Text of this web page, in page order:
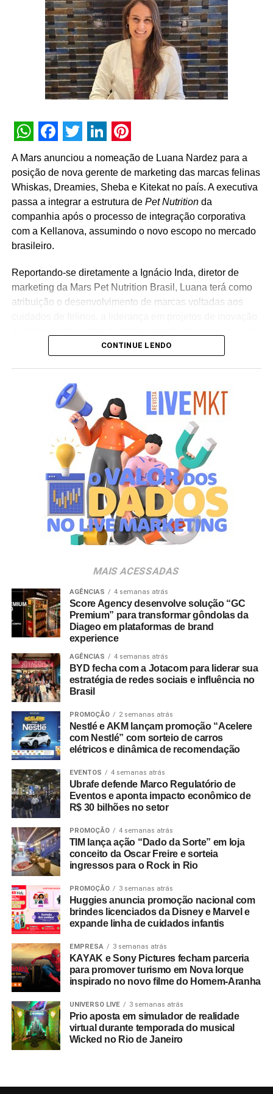
clientes”, destaca Tatiana Pacheco,COOda Cheil Brasil.
A movimentação busca fortalecer a entrega criativa
integrada às demais áreas de especialidade da agência.
Além dos serviços tradicionais de planejamento, criação
e mídia, a Cheil opera com núcleos dedicados deCRM
, eventos,live commerce, produção de conteúdo,
inteligência artificial.
WhatsApp
Facebook
Twitter
LinkedIn
Pinterest
A Mars anunciou a nomeação de Luana Nardez para a
posição de nova gerente de marketing das marcas felinas
Whiskas, Dreamies, Sheba e Kitekat no país. A executiva
passa a integrar a estrutura de Pet Nutritionda
companhia após o processo de integração corporativa
com a Kellanova, assumindo o novo escopo no mercado
brasileiro.
Reportando-se diretamente a Ignácio Inda, diretor de
marketing da Mars Pet Nutrition Brasil, Luana terá como
atribuição o desenvolvimento de marcas voltadas aos
relacionamento das linhas com os tutores de animais no
motiva muito. Quero contribuir para o desenvolvimento
dessas marcas no Brasil e fortalecer ainda mais sua
conexão com os tutores. Saber que nosso trabalho
contribui para o propósito da Mars de criar um mundo
melhor para os pets e para as pessoas que cuidam deles
torna essa nova etapa ainda mais significativa”, ressalta
Luana Nardez.
Para o diretor da área, a movimentação reforça a
competitividade da empresa no setor. “A Luana reúne
uma sólida experiência em marketing, inovação e gestão
de marcas. Sua visão de negócios e sua trajetória na
continuarmos desenvolvendo nossas marcas e
ampliando sua relevância junto aos tutores brasileiros”,
destaca Ignácio Inda.
CONTINUE LENDO
MAIS ACESSADAS
AGÊNCIAS 4 semanas atrás
Score Agency desenvolve solução “GC
Premium” para transformar gôndolas da
Diageo em plataformas de brand
experience
AGÊNCIAS 4 semanas atrás
BYD fecha com a Jotacom para liderar sua
estratégia de redes sociais e influência no
Brasil
PROMOÇÃO 2 semanas atrás
Nestlé e AKM lançam promoção “Acelere
com Nestlé” com sorteio de carros
elétricos e dinâmica de recomendação
EVENTOS 4 semanas atrás
Ubrafe defende Marco Regulatório de
Eventos e aponta impacto econômico de
R$ 30 bilhões no setor
PROMOÇÃO 4 semanas atrás
TIM lança ação “Dado da Sorte” em loja
conceito da Oscar Freire e sorteia
ingressos para o Rock in Rio
PROMOÇÃO 3 semanas atrás
Huggies anuncia promoção nacional com
brindes licenciados da Disney e Marvel e
expande linha de cuidados infantis
EMPRESA 3 semanas atrás
KAYAK e Sony Pictures fecham parceria
para promover turismo em Nova Iorque
inspirado no novo filme do Homem-Aranha
UNIVERSO LIVE 3 semanas atrás
Prio aposta em simulador de realidade
virtual durante temporada do musical
Wicked no Rio de Janeiro